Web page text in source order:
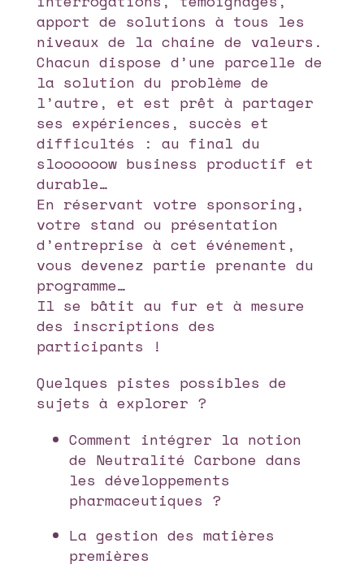
apport de solutions à tous les
niveaux de la chaine de valeurs.
Chacun dispose d’une parcelle de
la solution du problème de
l’autre, et est prêt à partager
ses expériences, succès et
difficultés : au final du
sloooooow business productif et
durable…
En réservant votre sponsoring,
votre stand ou présentation
d’entreprise à cet événement,
vous devenez partie prenante du
programme…
Il se bâtit au fur et à mesure
des inscriptions des
participants !
Quelques pistes possibles de
sujets à explorer ?
Comment intégrer la notion
de Neutralité Carbone dans
les développements
pharmaceutiques ?
La gestion des matières
premières